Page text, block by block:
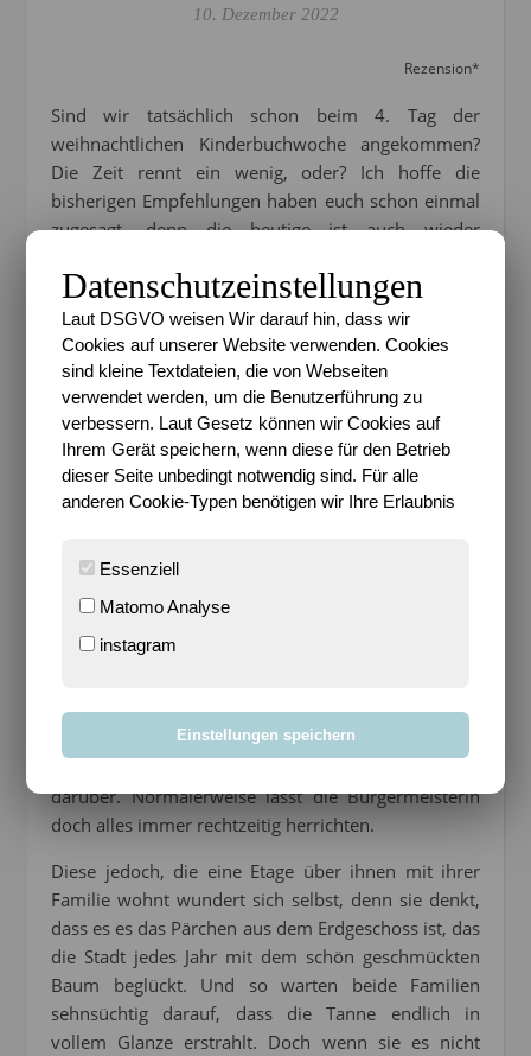
10. Dezember 2022
Rezension*
Sind wir tatsächlich schon beim 4. Tag der
weihnachtlichen Kinderbuchwoche angekommen?
Die Zeit rennt ein wenig, oder? Ich hoffe die
bisherigen Empfehlungen haben euch schon einmal
zugesagt, denn die heutige ist auch wieder
Heldenhaushalt.
Heute besuchen wir
nämlich eine Maus-
Familie
Am Tannenplatz 5 steht ein Haus, in dem drei
Weihnachten herrlich geschmückt wird und dann
wunderschön leuchtet und für eine tolle
Atmosphäre sorgt.
Weihnachten und der Baum ist noch immer nicht
geschmückt. Das alte Ehepaar im Erdgeschoss, das
darüber. Normalerweise lässt die Bürgermeisterin
doch alles immer rechtzeitig herrichten.
Diese jedoch, die eine Etage über ihnen mit ihrer
Familie wohnt wundert sich selbst, denn sie denkt,
dass es es das Pärchen aus dem Erdgeschoss ist, das
die Stadt jedes Jahr mit dem schön geschmückten
Baum beglückt. Und so warten beide Familien
sehnsüchtig darauf, dass die Tanne endlich in
vollem Glanze erstrahlt. Doch wenn sie es nicht
Datenschutzeinstellungen
Laut DSGVO weisen Wir darauf hin, dass wir
Cookies auf unserer Website verwenden. Cookies
sind kleine Textdateien, die von Webseiten
verwendet werden, um die Benutzerführung zu
verbessern. Laut Gesetz können wir Cookies auf
Ihrem Gerät speichern, wenn diese für den Betrieb
dieser Seite unbedingt notwendig sind. Für alle
anderen Cookie-Typen benötigen wir Ihre Erlaubnis
Essenziell
Matomo Analyse
instagram
Einstellungen speichern